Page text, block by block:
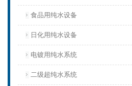
食品用纯水设备
日化用纯水设备
电镀用纯水系统
二级超纯水系统